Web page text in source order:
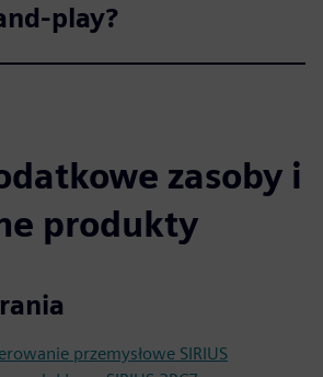
play?
zasoby i
produkty
przemysłowe SIRIUS